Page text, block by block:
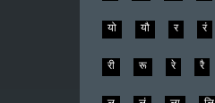
यो यौ र रं
री रू रे रै